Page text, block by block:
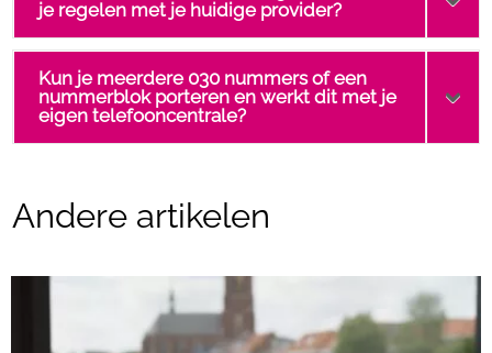
je regelen met je huidige provider?
Kun je meerdere 030 nummers of een
nummerblok porteren en werkt dit met je
eigen telefooncentrale?
Andere artikelen